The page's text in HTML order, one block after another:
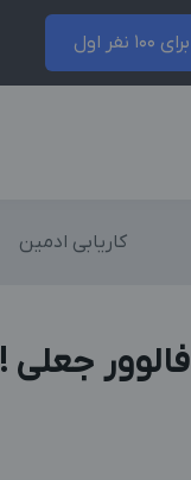
نفر اول
کاریابی ادمین
جعلی !